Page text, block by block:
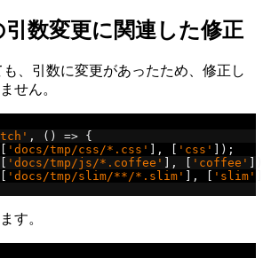
引数変更に関連した修正
も、引数に変更があったため、修正し
せん。
, () => {
'docs/tmp/css/*.css' ], 'css'
]);
'docs/tmp/js/*.coffee' ], 'coffee'
'docs/tmp/slim/**/*.slim' ], 'slim'
す。